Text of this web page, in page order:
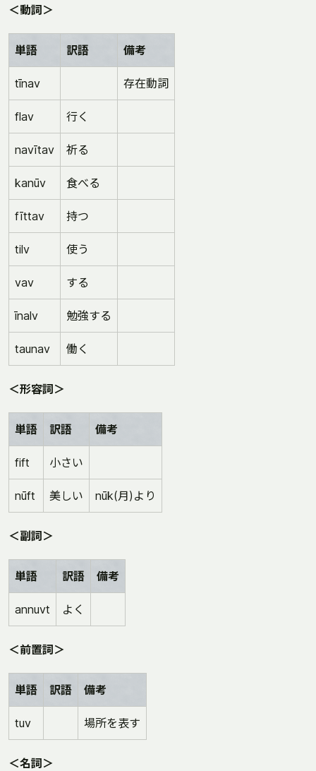
＜動詞＞
単語 訳語 備考
tīnav 存在動詞
flav 行く
navītav 祈る
kanūv 食べる
fīttav 持つ
tilv 使う
vav する
īnalv 勉強する
taunav 働く
＜形容詞＞
単語 訳語 備考
fift 小さい
nūft 美しい nūk(月)より
＜副詞＞
単語 訳語 備考
annuvt よく
＜前置詞＞
単語 訳語 備考
tuv 場所を表す
＜名詞＞